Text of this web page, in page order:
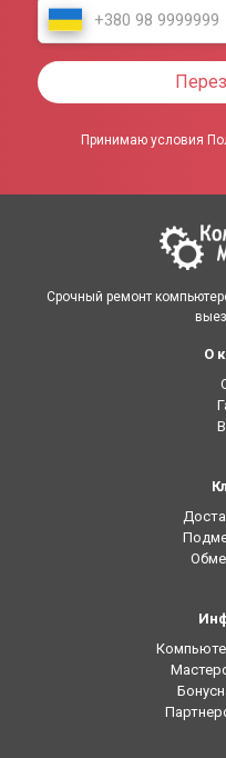
Принимаю условия
Срочный ремонт
О